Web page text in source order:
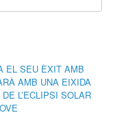
EL SEU ÈXIT AMB
AMB UNA EIXIDA
L’ECLIPSI SOLAR